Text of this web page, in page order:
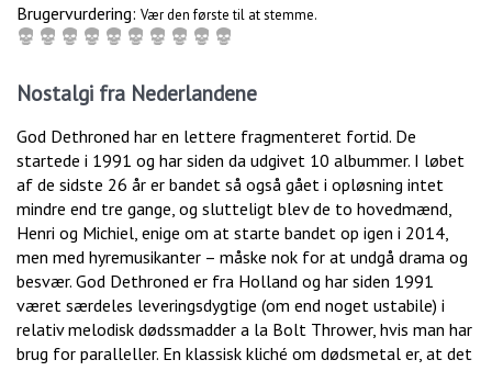
Brugervurdering: Vær den første til at stemme.
Nostalgi fra Nederlandene
God Dethroned har en lettere fragmenteret fortid. De
startede i 1991 og har siden da udgivet 10 albummer. I løbet
af de sidste 26 år er bandet så også gået i opløsning intet
mindre end tre gange, og slutteligt blev de to hovedmænd,
Henri og Michiel, enige om at starte bandet op igen i 2014,
men med hyremusikanter – måske nok for at undgå drama og
besvær. God Dethroned er fra Holland og har siden 1991
været særdeles leveringsdygtige (om end noget ustabile) i
relativ melodisk dødssmadder a la Bolt Thrower, hvis man har
brug for paralleller. En klassisk kliché om dødsmetal er, at det